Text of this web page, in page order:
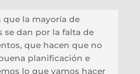
que la mayoría de
se dan por la falta de
que hacen que no
planificación e
lo que vamos hacer